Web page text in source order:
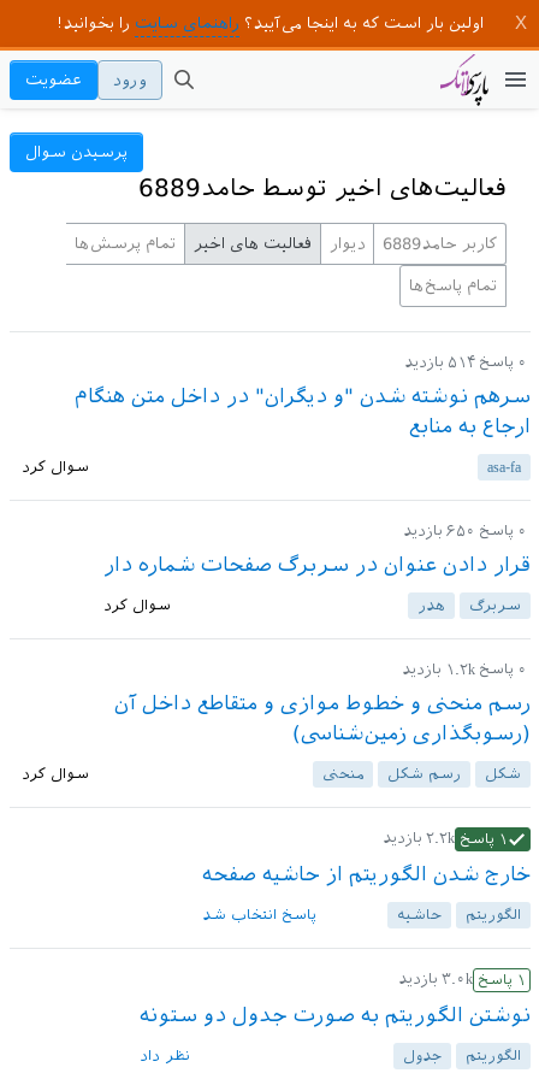
اولین بار است که به اینجا می‌آیید؟ راهنمای سایت را بخوانید!
ورود عضویت
فعالیت‌های اخیر توسط حامد6889
پرسیدن سوال
کاربر حامد6889 دیوار فعالیت های اخیر تمام پرسش‌ها
تمام پاسخ‌ها
۰ پاسخ ۵۱۴ بازدید
سرهم نوشته شدن "و دیگران" در داخل متن هنگام
ارجاع به منابع
asa-fa سوال کرد
۰ پاسخ ۶۵۰ بازدید
قرار دادن عنوان در سربرگ صفحات شماره دار
سربرگ هدر سوال کرد
۰ پاسخ ۱.۲k بازدید
رسم منحنی و خطوط موازی و متقاطع داخل آن
(رسوبگذاری زمین‌شناسی)
شکل رسم شکل منحنی سوال کرد
۱ پاسخ ۲.۲k بازدید
خارج شدن الگوریتم از حاشیه صفحه
الگوریتم حاشیه پاسخ انتخاب شد
۱ پاسخ ۳.۰k بازدید
نوشتن الگوریتم به صورت جدول دو ستونه
الگوریتم‌ جدول نظر داد